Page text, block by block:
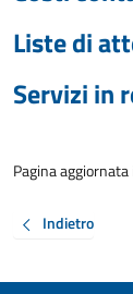
Liste di
Servizi in
Pagina
Indietro